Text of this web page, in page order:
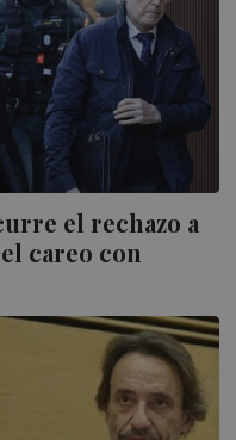
el rechazo a
careo con